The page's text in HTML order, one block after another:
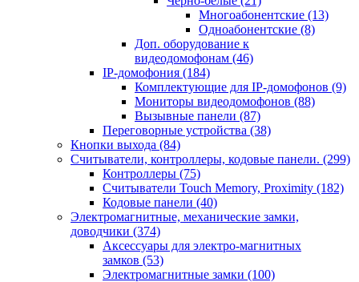
Многоабонентские (13)
Одноабонентские (8)
Доп. оборудование к
видеодомофонам (46)
IP-домофония (184)
Комплектующие для IP-домофонов (9)
Мониторы видеодомофонов (88)
Вызывные панели (87)
Переговорные устройства (38)
Кнопки выхода (84)
Считыватели, контроллеры, кодовые панели. (299)
Контроллеры (75)
Считыватели Touch Memory, Proximity (182)
Кодовые панели (40)
Электромагнитные, механические замки,
доводчики (374)
Аксессуары для электро-магнитных
замков (53)
Электромагнитные замки (100)